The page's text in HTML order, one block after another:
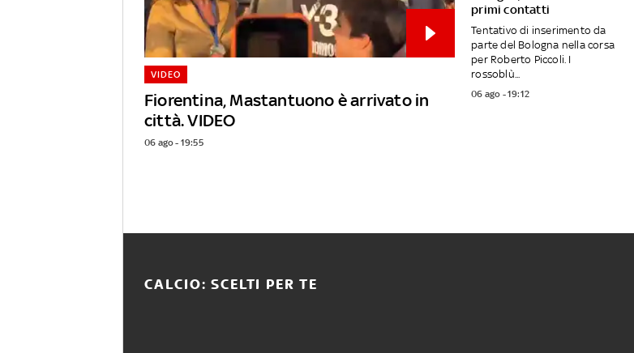
Fiorentina, Mastantuono è arrivato in
città. VIDEO
VIDEO
06 ago - 19:55
primi contatti
Tentativo di inserimento da
parte del Bologna nella corsa
per Roberto Piccoli. I
rossoblù...
06 ago - 19:12
CALCIO: SCELTI PER TE